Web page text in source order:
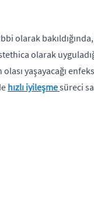
olarak
olarak
yaşayacağı
hızlı iyileşmesüreci